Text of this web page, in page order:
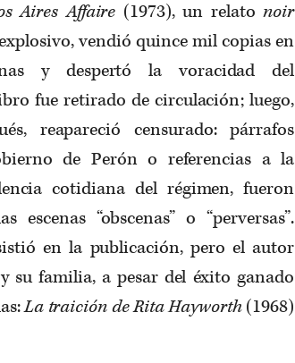
Aires Affaire (1973), un relatonoir
vendió quince mil copias en
y despertó la voracidad del
fue retirado de circulación; luego,
reapareció censurado: párrafos
de Perón o referencias a la
cotidiana del régimen, fueron
escenas “obscenas” o “perversas”.
en la publicación, pero el autor
su familia, a pesar del éxito ganado
La traición de Rita Hayworth(1968)